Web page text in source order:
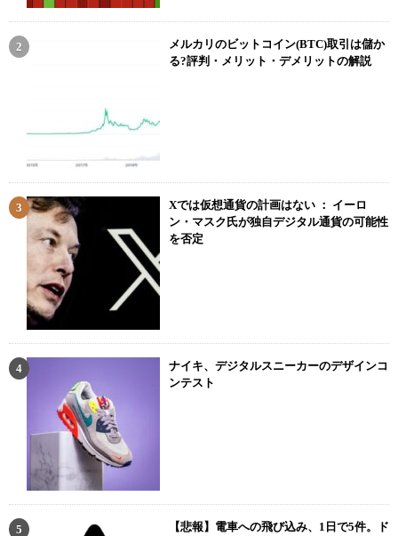
メルカリのビットコイン(BTC)取引は儲か
る?評判・メリット・デメリットの解説
Xでは仮想通貨の計画はない ： イーロ
ン・マスク氏が独自デジタル通貨の可能性
を否定
ナイキ、デジタルスニーカーのデザインコ
ンテスト
【悲報】電車への飛び込み、1日で5件。ド